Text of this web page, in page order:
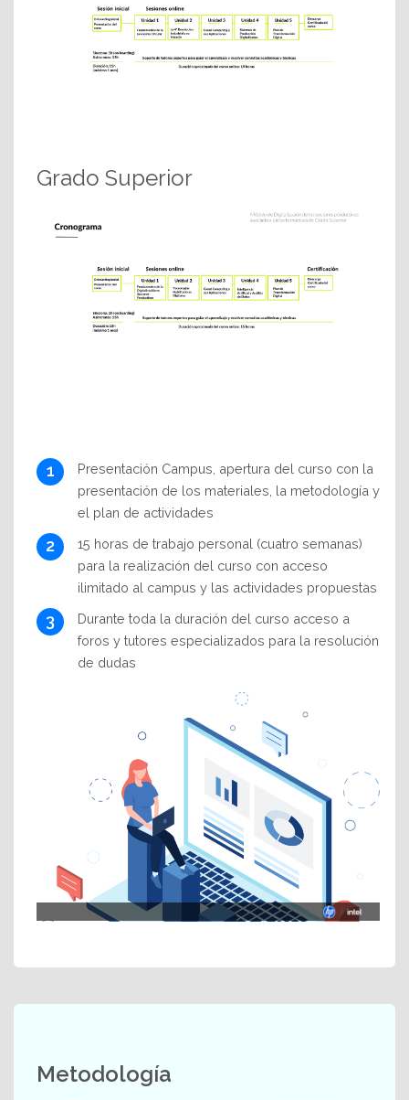
Grado Superior
Presentación Campus, apertura del curso con la
presentación de los materiales, la metodología y
el plan de actividades
15 horas de trabajo personal (cuatro semanas)
para la realización del curso con acceso
ilimitado al campus y las actividades propuestas
Durante toda la duración del curso acceso a
foros y tutores especializados para la resolución
de dudas
Metodología